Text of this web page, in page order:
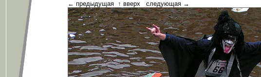
← предыдущая ↑ вверх следующая →